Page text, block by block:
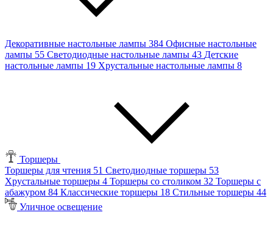
Декоративные настольные лампы 384 Офисные настольные
лампы 55 Светодиодные настольные лампы 43 Детские
настольные лампы 19 Хрустальные настольные лампы 8
Торшеры
Торшеры для чтения 51 Светодиодные торшеры 53
Хрустальные торшеры 4 Торшеры со столиком 32 Торшеры с
абажуром 84 Классические торшеры 18 Стильные торшеры 44
Уличное освещение